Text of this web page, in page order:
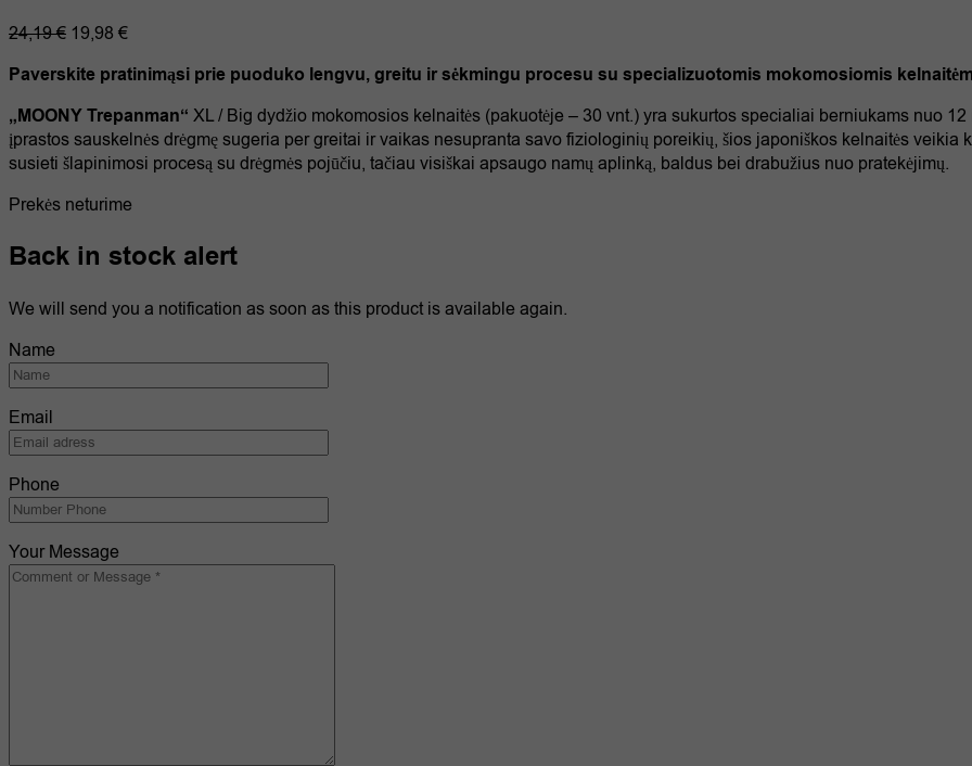
24,19€ Original
was:
24,19 €.
19,98 €Current
is:
19,98 €.
Paverskite pratinimąsi prie puoduko lengvu, greitu ir sėkmingu procesu su specializuotomis mokomosiomis
„MOONY Trepanman“ XL / Big dydžio mokomosios kelnaitės (pakuotėje – 30 vnt.) yra sukurtos specialiai berniukams nuo
įprastos sauskelnės drėgmę sugeria per greitai ir vaikas nesupranta savo fiziologinių poreikių, šios japoniškos kelnaitės
susieti šlapinimosi procesą su drėgmės pojūčiu, tačiau visiškai apsaugo namų aplinką, baldus bei drabužius nuo pratekėjimų.
Prekės neturime
Back in stock alert
We will send you a notification as soon as this product is available again.
Name
Email
Phone
Your Message